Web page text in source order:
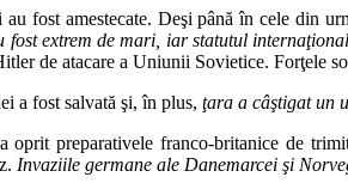
au fost amestecate. Deşi până în cele din
fost extrem de mari, iar statutul
de atacare a Uniunii Sovietice. Forţele
a fost salvată şi, în plus, ţara a câştigat un
oprit preparativele franco-britanice de
Invaziile germane ale Danemarcei şi